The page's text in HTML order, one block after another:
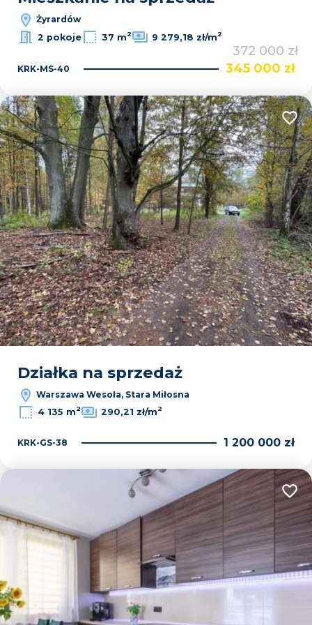
Żyrardów
2 pokoje
37 m2 9 279,18 zł/m2
372 000 zł
KRK-MS-40 345 000 zł
Działka na sprzedaż
Warszawa Wesoła, Stara Miłosna
4 135 m2 290,21 zł/m2
KRK-GS-38 1 200 000 zł